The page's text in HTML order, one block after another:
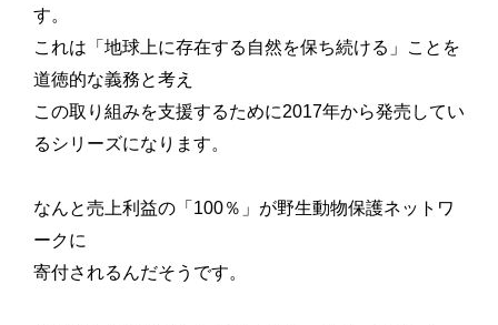
す。
これは「地球上に存在する自然を保ち続ける」ことを
道徳的な義務と考え
この取り組みを支援するために2017年から発売してい
るシリーズになります。
なんと売上利益の「100％」が野生動物保護ネットワ
ークに
寄付されるんだそうです。